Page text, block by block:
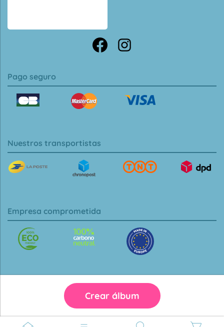
Crear álbum
Pago seguro
Nuestros transportistas
Empresa comprometida